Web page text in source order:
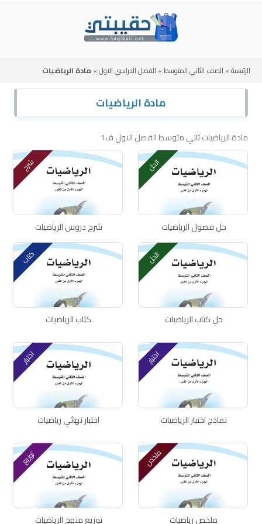
الرئيسية» الصف الثاني المتوسط» الفصل الدراسي الاول» مادة الرياضيات
مادة الرياضيات
مادة الرياضيات ثاني متوسط الفصل الاول ف1
الحل
حل فصول الرياضيات
شرح
شرح دروس الرياضيات
الحل
حل كتاب الرياضيات
كتاب
كتاب الرياضيات
اختبار
نماذج اختبار الرياضيات
اختبار
اختبار نهائي رياضيات
ملخص
ملخص رياضيات
توزيع
توزيع منهج الرياضيات